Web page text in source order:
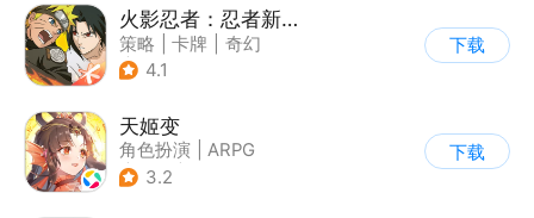
火影忍者：忍者新世代
策略 卡牌
奇幻
| 火影
4.1
下载
天姬变
角色扮演
ARPG
| 奇幻
3.2
下载